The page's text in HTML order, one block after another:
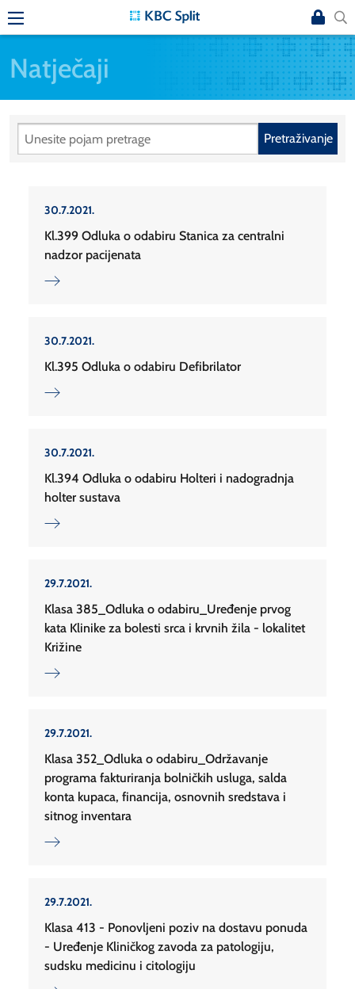
Natječaji
Pretraživanje
30.7.2021.
Kl.399 Odluka o odabiru Stanica za centralni
nadzor pacijenata
30.7.2021.
Kl.395 Odluka o odabiru Defibrilator
30.7.2021.
Kl.394 Odluka o odabiru Holteri i nadogradnja
holter sustava
29.7.2021.
Klasa 385_Odluka o odabiru_Uređenje prvog
kata Klinike za bolesti srca i krvnih žila - lokalitet
Križine
29.7.2021.
Klasa 352_Odluka o odabiru_Održavanje
programa fakturiranja bolničkih usluga, salda
konta kupaca, financija, osnovnih sredstava i
sitnog inventara
29.7.2021.
Klasa 413 - Ponovljeni poziv na dostavu ponuda
- Uređenje Kliničkog zavoda za patologiju,
sudsku medicinu i citologiju